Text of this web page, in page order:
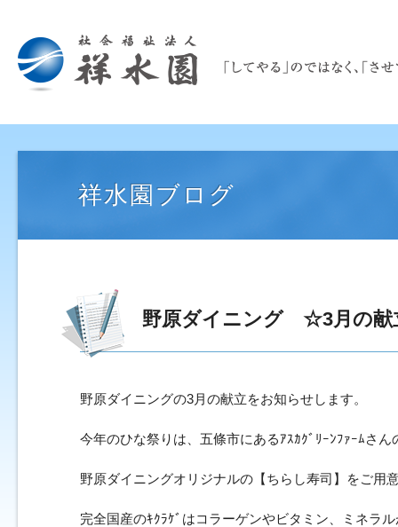
祥水園ブログ
野原ダイニング ☆3月の
野原ダイニングの3月の献立をお知らせします。
今年のひな祭りは、五條市にあるｱｽｶｸﾞﾘｰﾝﾌｧｰﾑさん
野原ダイニングオリジナルの【ちらし寿司】をご用
完全国産のｷｸﾗｹﾞはコラーゲンやビタミン、ミネラ